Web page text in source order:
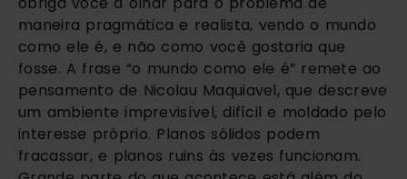
maneira pragmática e realista, vendo o mundo
como ele é, e não como você gostaria que
fosse. A frase “o mundo como ele é” remete ao
pensamento de Nicolau Maquiavel, que descreve
um ambiente imprevisível, difícil e moldado pelo
interesse próprio. Planos sólidos podem
fracassar, e planos ruins às vezes funcionam.